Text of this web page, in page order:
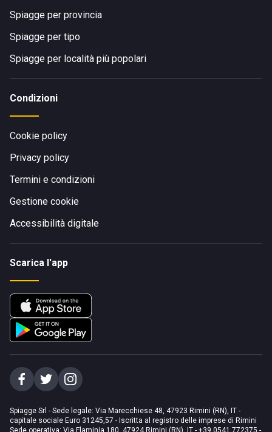
Spiagge per provincia
Spiagge per tipo
Spiagge per località più popolari
Condizioni
Cookie policy
Privacy policy
Termini e condizioni
Gestione cookie
Accessibilità digitale
Scarica l'app
Spiagge Srl - Sede legale: Via Marecchiese 48, 47923 Rimini (RN), IT -
capitale sociale Euro 31245,57 - Iscritta al registro delle imprese di Rimini
Sede operativa: Via Flaminia 180, 47924 Rimini (RN), IT - +39 0541 772375 -